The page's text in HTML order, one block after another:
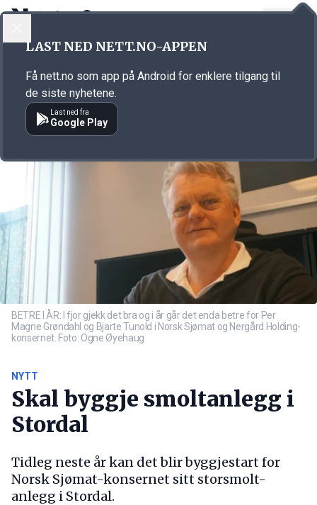
Annonsørinnhold
BETRE I ÅR: I fjor gjekk det bra og i år går det enda betre for Per
Magne Grøndahl og Bjarte Tunold i Norsk Sjømat og Nergård Holding-
konsernet. Foto: Ogne Øyehaug
NYTT
Skal byggje smoltanlegg i
Stordal
Tidleg neste år kan det blir byggjestart for
Norsk Sjømat-konsernet sitt storsmolt-
anlegg i Stordal.
LAST NED NETT.NO-APPEN
Få nett.no som app på Android for enklere tilgang til
de siste nyhetene.
Last ned fra
Google Play